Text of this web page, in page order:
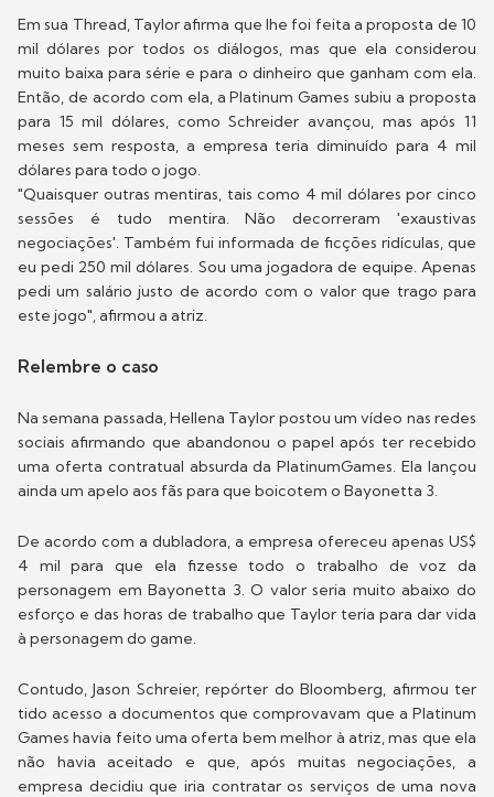
Em sua Thread, Taylor afirma que lhe foi feita a proposta de 10
mil dólares por todos os diálogos, mas que ela considerou
muito baixa para série e para o dinheiro que ganham com ela.
Então, de acordo com ela, a Platinum Games subiu a proposta
para 15 mil dólares, como Schreider avançou, mas após 11
meses sem resposta, a empresa teria diminuído para 4 mil
dólares para todo o jogo.
"Quaisquer outras mentiras, tais como 4 mil dólares por cinco
sessões é tudo mentira. Não decorreram 'exaustivas
negociações'. Também fui informada de ficções ridículas, que
eu pedi 250 mil dólares. Sou uma jogadora de equipe. Apenas
pedi um salário justo de acordo com o valor que trago para
este jogo", afirmou a atriz.
Relembre o caso
Na semana passada, Hellena Taylor postou um vídeo nas redes
sociais afirmando que abandonou o papel após ter recebido
uma oferta contratual absurda da PlatinumGames. Ela lançou
ainda um apelo aos fãs para que boicotem o Bayonetta 3.
De acordo com a dubladora, a empresa ofereceu apenas US$
4 mil para que ela fizesse todo o trabalho de voz da
personagem em Bayonetta 3. O valor seria muito abaixo do
esforço e das horas de trabalho que Taylor teria para dar vida
à personagem do game.
Contudo, Jason Schreier, repórter do Bloomberg, afirmou ter
tido acesso a documentos que comprovavam que a Platinum
Games havia feito uma oferta bem melhor à atriz, mas que ela
não havia aceitado e que, após muitas negociações, a
empresa decidiu que iria contratar os serviços de uma nova